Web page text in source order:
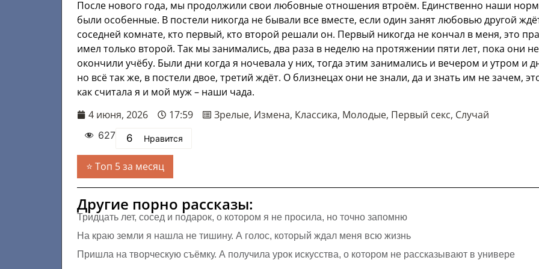
После нового года, мы продолжили свои любовные отношения втроём. Единственно наши
были особенные. В постели никогда не бывали все вместе, если один занят любовью другой
соседней комнате, кто первый, кто второй решали он. Первый никогда не кончал в меня, это
имел только второй. Так мы занимались, два раза в неделю на протяжении пяти лет, пока они не
окончили учёбу. Были дни когда я ночевала у них, тогда этим занимались и вечером и утром и
но всё так же, в постели двое, третий ждёт. О близнецах они не знали, да и знать им не зачем,
как считала я и мой муж – наши чада.
4 июня, 2026
17:59 Зрелые, Измена, Классика, Молодые, Первый секс, Случай
627 6 Нравится
Топ 5 за месяц
Другие порно рассказы:
Тридцать лет, сосед и подарок, о котором я не просила, но точно запомню
На краю земли я нашла не тишину. А голос, который ждал меня всю жизнь
Пришла на творческую съёмку. А получила урок искусства, о котором не рассказывают в универе